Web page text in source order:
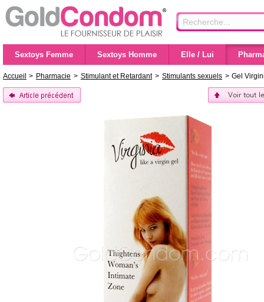
Sextoys Femme Sextoys Homme Elle / Lui
Accueil > Pharmacie > Stimulant et Retardant > Stimulants sexuels > Gel
Voir tout